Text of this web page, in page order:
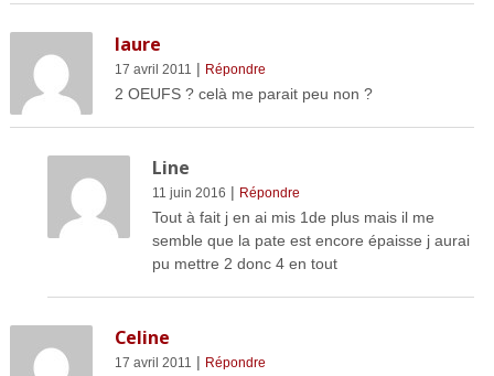
laure
17 avril 2011 | Répondre
2 OEUFS ? celà me parait peu non ?
Line
11 juin 2016 | Répondre
Tout à fait j en ai mis 1de plus mais il me
semble que la pate est encore épaisse j aurai
pu mettre 2 donc 4 en tout
Celine
17 avril 2011 | Répondre